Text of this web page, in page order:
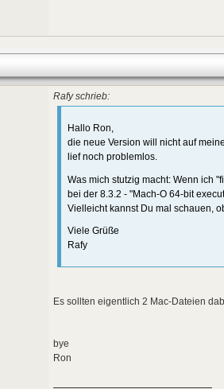
Rafy schrieb:
Hallo Ron,
die neue Version will nicht auf
lief noch problemlos.
Was mich stutzig macht: Wenn ich
bei der 8.3.2 - "Mach-O 64-bit
Vielleicht kannst Du mal schauen,
Viele Grüße
Rafy
Es sollten eigentlich 2 Mac-Dateien
bye
Ron